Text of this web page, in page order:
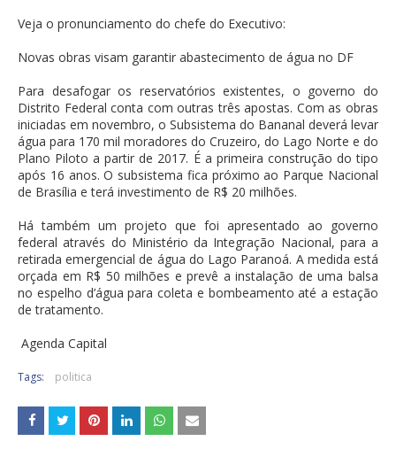
Veja o pronunciamento do chefe do Executivo:
Novas obras visam garantir abastecimento de água no DF
Para desafogar os reservatórios existentes, o governo do
Distrito Federal conta com outras três apostas. Com as obras
iniciadas em novembro, o Subsistema do Bananal deverá levar
água para 170 mil moradores do Cruzeiro, do Lago Norte e do
Plano Piloto a partir de 2017. É a primeira construção do tipo
após 16 anos. O subsistema fica próximo ao Parque Nacional
de Brasília e terá investimento de R$ 20 milhões.
Há também um projeto que foi apresentado ao governo
federal através do Ministério da Integração Nacional, para a
retirada emergencial de água do Lago Paranoá. A medida está
orçada em R$ 50 milhões e prevê a instalação de uma balsa
no espelho d’água para coleta e bombeamento até a estação
de tratamento.
Agenda Capital
Tags: politica